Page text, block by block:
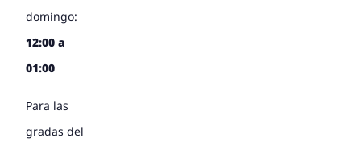
domingo:
12:00 a
01:00
Para las
gradas del